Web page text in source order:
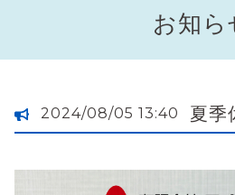
お知ら
2024/08/05 13:40 夏季